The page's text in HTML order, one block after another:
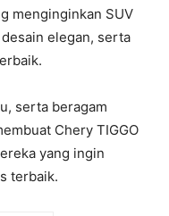
menginginkan SUV
elegan, serta
serta beragam
Chery TIGGO
yang ingin
terbaik.